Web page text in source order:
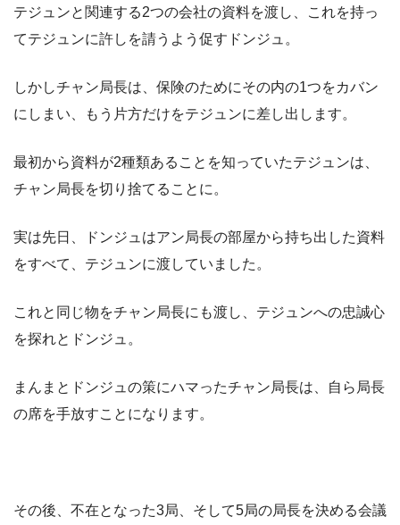
テジュンと関連する2つの会社の資料を渡し、これを持っ
てテジュンに許しを請うよう促すドンジュ。
しかしチャン局長は、保険のためにその内の1つをカバン
にしまい、もう片方だけをテジュンに差し出します。
最初から資料が2種類あることを知っていたテジュンは、
チャン局長を切り捨てることに。
実は先日、ドンジュはアン局長の部屋から持ち出した資料
をすべて、テジュンに渡していました。
これと同じ物をチャン局長にも渡し、テジュンへの忠誠心
を探れとドンジュ。
まんまとドンジュの策にハマったチャン局長は、自ら局長
の席を手放すことになります。
その後、不在となった3局、そして5局の局長を決める会議